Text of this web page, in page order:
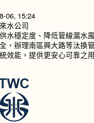
06, 15:24
水公司
水穩定度、降低管線漏水
，辦理南區興大路等汰換
效能，提供更安心可靠之